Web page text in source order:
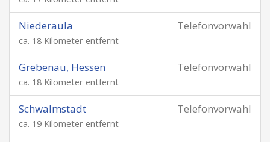
Telefonvorwahl
Niederaula
ca. 18 Kilometer entfernt
Telefonvorwahl
Grebenau, Hessen
ca. 18 Kilometer entfernt
Telefonvorwahl
Schwalmstadt
ca. 19 Kilometer entfernt